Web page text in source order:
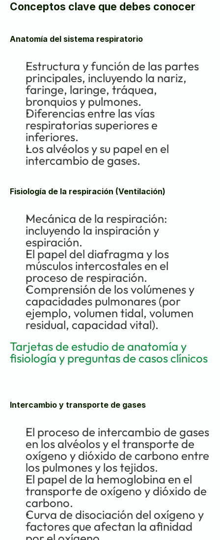
Conceptos clave que debes conocer
Anatomía del sistema respiratorio
Estructura y función de las partes
principales, incluyendo la nariz,
faringe, laringe, tráquea,
bronquios y pulmones.
Diferencias entre las vías
respiratorias superiores e
inferiores.
Los alvéolos y su papel en el
intercambio de gases.
Fisiología de la respiración (Ventilación)
Mecánica de la respiración:
incluyendo la inspiración y
espiración.
El papel del diafragma y los
músculos intercostales en el
proceso de respiración.
Comprensión de los volúmenes y
capacidades pulmonares (por
ejemplo, volumen tidal, volumen
residual, capacidad vital).
Tarjetas de estudio de anatomía y
fisiología y preguntas de casos clínicos
Intercambio y transporte de gases
El proceso de intercambio de gases
en los alvéolos y el transporte de
oxígeno y dióxido de carbono entre
los pulmones y los tejidos.
El papel de la hemoglobina en el
transporte de oxígeno y dióxido de
carbono.
Curva de disociación del oxígeno y
factores que afectan la afinidad